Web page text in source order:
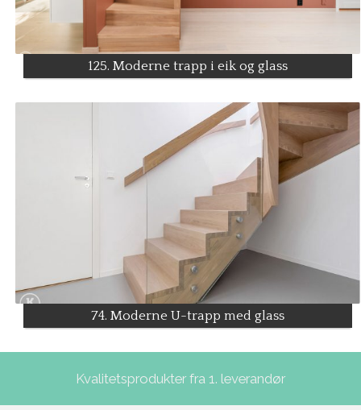
125. Moderne trapp i eik og glass
74. Moderne U-trapp med glass
Kvalitetsprodukter fra 1. leverandør